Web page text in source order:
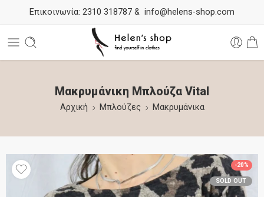
Επικοινωνία: 2310 318787 & info@helens-shop.com
Μακρυμάνικη Μπλούζα Vital
Αρχική Μπλούζες Μακρυμάνικα
-20%
SOLD OUT